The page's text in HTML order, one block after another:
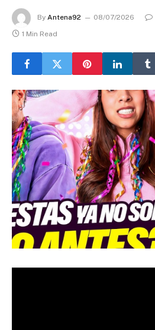
By Antena92 08/07/2026
1 Min Read